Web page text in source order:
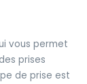
vous permet
prises
de prise est